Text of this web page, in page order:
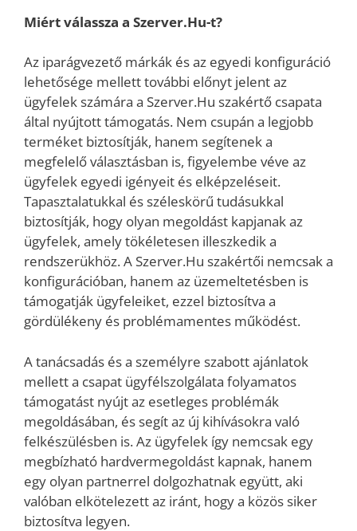
Miért válassza a Szerver.Hu-t?
Az iparágvezető márkák és az egyedi konfiguráció
lehetősége mellett további előnyt jelent az
ügyfelek számára a Szerver.Hu szakértő csapata
által nyújtott támogatás. Nem csupán a legjobb
terméket biztosítják, hanem segítenek a
megfelelő választásban is, figyelembe véve az
ügyfelek egyedi igényeit és elképzeléseit.
Tapasztalatukkal és széleskörű tudásukkal
biztosítják, hogy olyan megoldást kapjanak az
ügyfelek, amely tökéletesen illeszkedik a
rendszerükhöz. A Szerver.Hu szakértői nemcsak a
konfigurációban, hanem az üzemeltetésben is
támogatják ügyfeleiket, ezzel biztosítva a
gördülékeny és problémamentes működést.
A tanácsadás és a személyre szabott ajánlatok
mellett a csapat ügyfélszolgálata folyamatos
támogatást nyújt az esetleges problémák
megoldásában, és segít az új kihívásokra való
felkészülésben is. Az ügyfelek így nemcsak egy
megbízható hardvermegoldást kapnak, hanem
egy olyan partnerrel dolgozhatnak együtt, aki
valóban elkötelezett az iránt, hogy a közös siker
biztosítva legyen.